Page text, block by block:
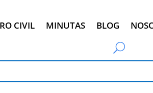
CIVIL MINUTAS BLOG